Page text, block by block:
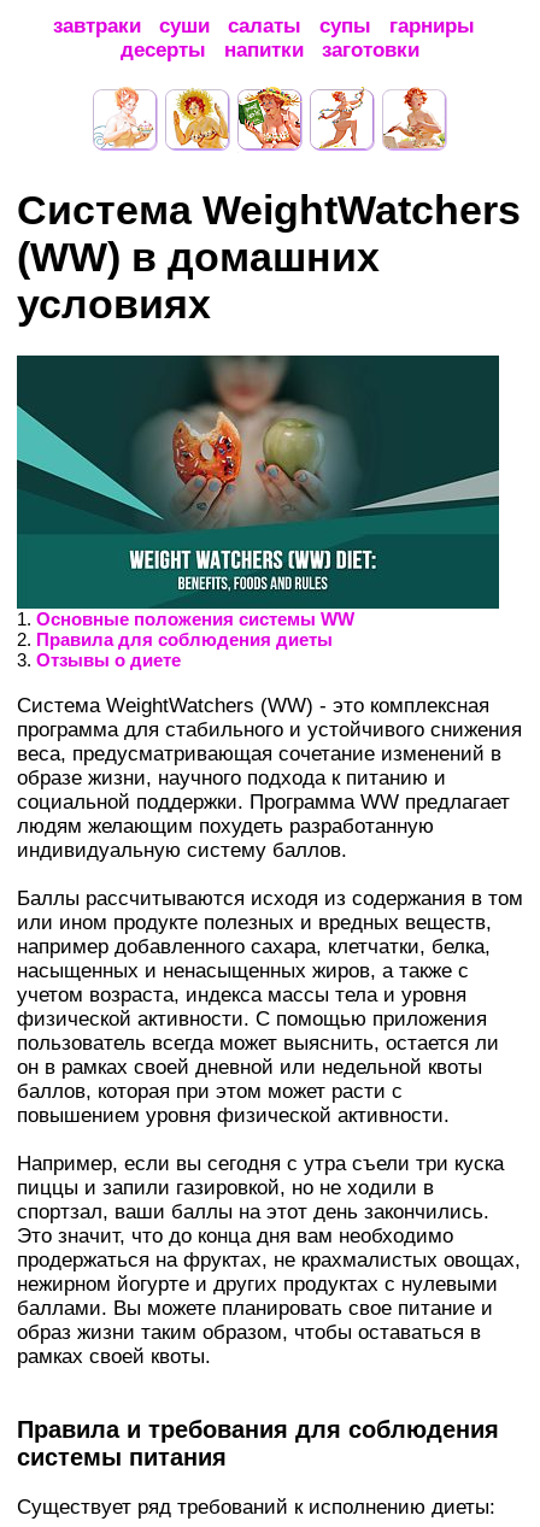
завтраки суши салаты супы
гарниры
десерты
напитки заготовки
Система WeightWatchers
(WW) в домашних
условиях
1. Основные положения системы WW
2. Правила для соблюдения диеты
3. Отзывы о диете
Система WeightWatchers (WW) - это комплексная
программа для стабильного и устойчивого снижения
веса, предусматривающая сочетание изменений в
образе жизни, научного подхода к питанию и
социальной поддержки. Программа WW предлагает
людям желающим похудеть разработанную
индивидуальную систему баллов.
Баллы рассчитываются исходя из содержания в том
или ином продукте полезных и вредных веществ,
например добавленного сахара, клетчатки, белка,
насыщенных и ненасыщенных жиров, а также с
учетом возраста, индекса массы тела и уровня
физической активности. С помощью приложения
пользователь всегда может выяснить, остается ли
он в рамках своей дневной или недельной квоты
баллов, которая при этом может расти с
повышением уровня физической активности.
Например, если вы сегодня с утра съели три куска
пиццы и запили газировкой, но не ходили в
спортзал, ваши баллы на этот день закончились.
Это значит, что до конца дня вам необходимо
продержаться на фруктах, не крахмалистых овощах,
нежирном йогурте и других продуктах с нулевыми
баллами. Вы можете планировать свое питание и
образ жизни таким образом, чтобы оставаться в
рамках своей квоты.
Правила и требования для соблюдения
системы питания
Существует ряд требований к исполнению диеты: